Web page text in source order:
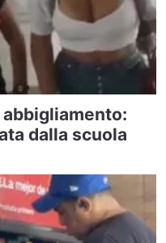
dalla scuola